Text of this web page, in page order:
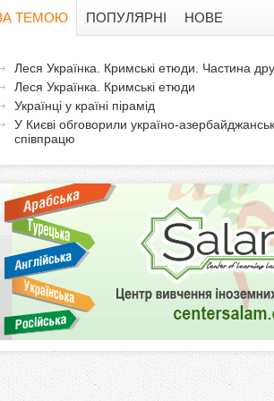
а
ф
о
ТЕМОЮ
к
т
и
ПОПУЛЯРНІ НОВЕ
Леся Українка. Кримські етюди. Частина
Леся Українка. Кримські етюди
Українці у країні пірамід
У Києві обговорили україно-
співпрацю